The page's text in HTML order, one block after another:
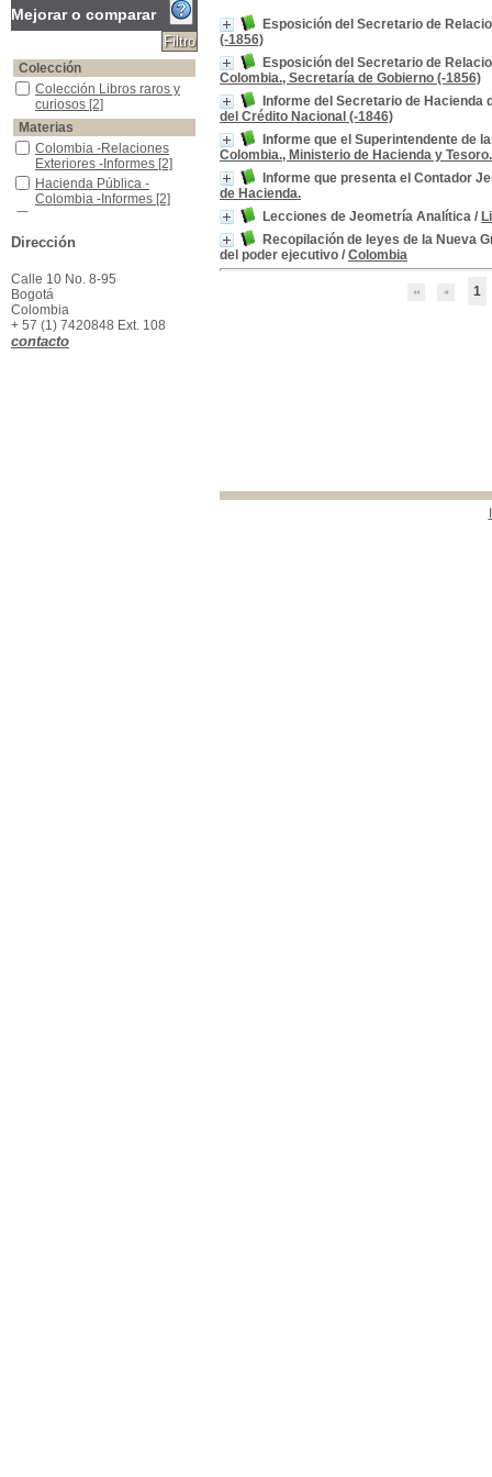
Esposición del Secretario de
(-1856)
Esposición del Secretario de
Colombia., Secretaría de Gobierno (-1856)
Informe del Secretario de Hacienda
del Crédito Nacional (-1846)
Informe que el Superintendente de
Colombia., Ministerio de Hacienda y Tesoro.
Informe que presenta el Contador
de Hacienda.
Lecciones de Jeometría Analítica /
Recopilación de leyes de la Nueva
del poder ejecutivo / Colombia
1
Mejorar o comparar
Colección
Colección Libros raros y curiosos
Colección Libros raros y
curiosos [2]
Materias
Colombia -Relaciones Exteriores -Informes
Colombia -Relaciones
Exteriores -Informes [2]
Hacienda Pública -Colombia -Informes
Hacienda Pública -
Colombia -Informes [2]
Memorias -Colombia -Secretaría de Relaciones Exteriores
Secretaría de Relaciones
Exteriores
Rentas Nacionales -Colombia -Informes
Colombia -Informes
Colombia -Constitución, 1832
Colombia -Constitución,
1832[1]
Curvas
Curvas
Memorias -Colombia -Secretaría de Hacienda
Dirección
Calle 10 No. 8-95
Bogotá
Colombia
+ 57 (1) 7420848 Ext. 108
contacto